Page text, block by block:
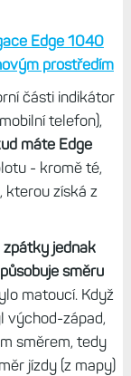
Edge 1040
prostředím
části indikátor
telefon),
máte Edge
- kromě té,
kterou získá z
jednak
směru
matoucí. Když
východ-západ,
směrem, tedy
jízdy (z mapy)